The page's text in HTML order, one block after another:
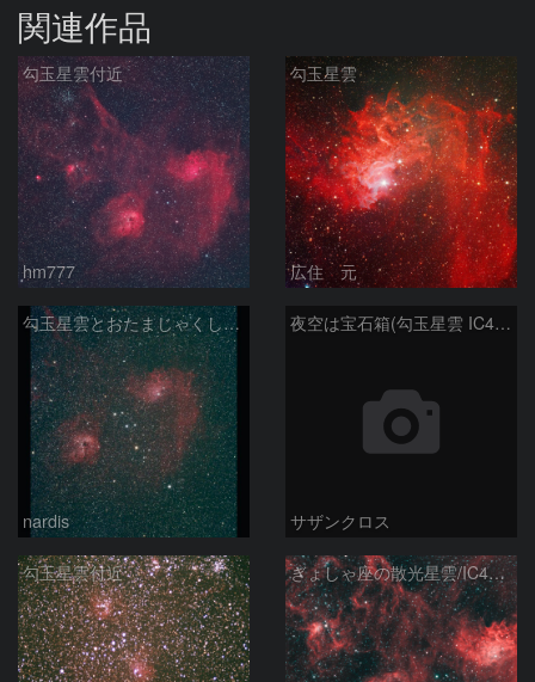
関連作品
勾玉星雲付近
hm777
勾玉星雲
広住 元
勾玉星雲とおたまじゃくし星雲 2026/02/14
nardis
夜空は宝石箱(勾玉星雲 IC405) Seestar50
サザンクロス
勾玉星雲付近 ぎょしゃ座の散光星雲/IC405/IC410/IC417